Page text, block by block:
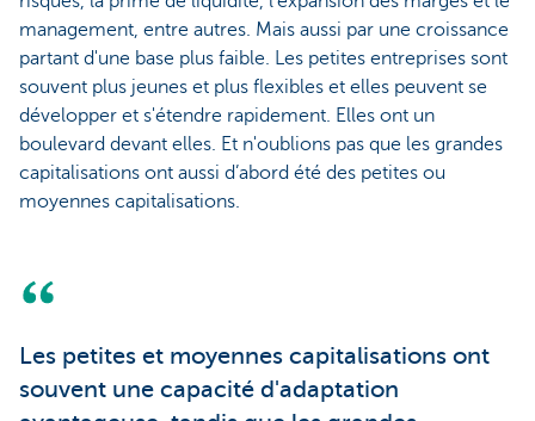
management, entre autres. Mais aussi par une croissance
partant d'une base plus faible. Les petites entreprises sont
souvent plus jeunes et plus flexibles et elles peuvent se
développer et s'étendre rapidement. Elles ont un
boulevard devant elles. Et n'oublions pas que les grandes
capitalisations ont aussi d’abord été des petites ou
moyennes capitalisations.
Les petites et moyennes capitalisations ont
souvent une capacité d'adaptation